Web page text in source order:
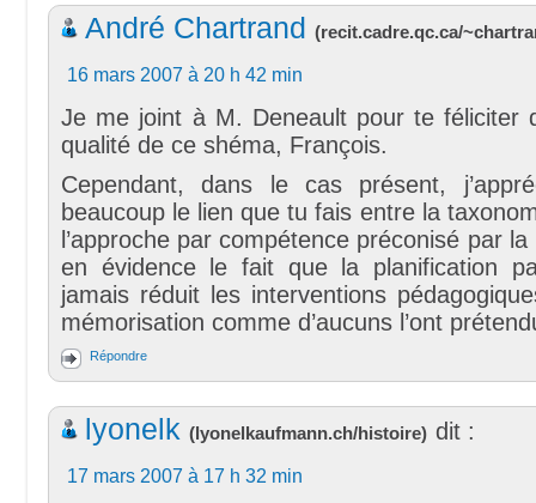
André Chartrand (recit.cadre.qc.ca/
16 mars 2007 à 20 h 42 min
Je me joint à M. Deneault pour te féliciter
qualité de ce shéma, François.
Cependant, dans le cas présent,
beaucoup le lien que tu fais entre la
l’approche par compétence préconisé par
en évidence le fait que la planification
jamais réduit les interventions
mémorisation comme d’aucuns l’ont
Répondre
lyonelk ( lyonelkaufmann.ch/histoire) dit :
17 mars 2007 à 17 h 32 min